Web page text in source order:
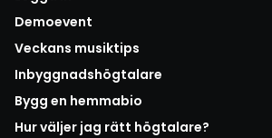
Demoevent
Veckans musiktips
Inbyggnadshögtalare
Bygg en hemmabio
Hur väljer jag rätt högtalare?